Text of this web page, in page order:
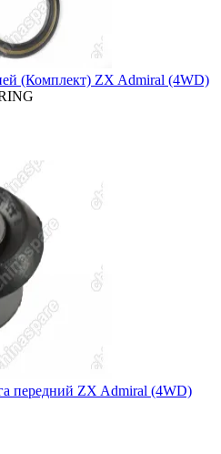
(Комплект) ZX Admiral (4WD)
передний ZX Admiral (4WD)